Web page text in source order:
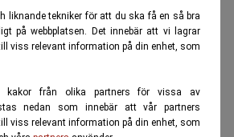
liknande tekniker för att du ska få en så bra
på webbplatsen. Det innebär att vi lagrar
viss relevant information på din enhet, som
kakor från olika partners för vissa av
nedan som innebär att vår partners
viss relevant information på din enhet, som